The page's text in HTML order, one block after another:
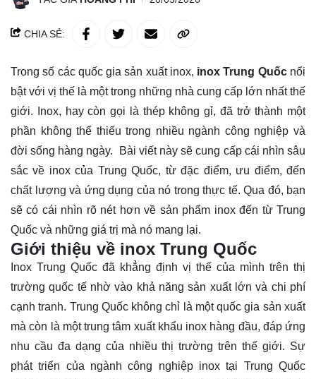
CHIA SẺ:
Trong số các quốc gia sản xuất inox, inox Trung Quốcnổi
bật với vị thế là một trong những nhà cung cấp lớn nhất thế
giới. Inox, hay còn gọi là thép không gỉ, đã trở thành một
phần không thể thiếu trong nhiều ngành công nghiệp và
đời sống hàng ngày. Bài viết này sẽ cung cấp cái nhìn sâu
sắc về inox của Trung Quốc, từ đặc điểm, ưu điểm, đến
chất lượng và ứng dụng của nó trong thực tế. Qua đó, bạn
sẽ có cái nhìn rõ nét hơn về sản phẩm inox đến từ Trung
Quốc và những giá trị mà nó mang lại.
Giới thiệu về inox Trung Quốc
Inox Trung Quốc đã khẳng định vị thế của mình trên thị
trường quốc tế nhờ vào khả năng sản xuất lớn và chi phí
cạnh tranh. Trung Quốc không chỉ là một quốc gia sản xuất
mà còn là một trung tâm xuất khẩu inox hàng đầu, đáp ứng
nhu cầu đa dạng của nhiều thị trường trên thế giới. Sự
phát triển của ngành công nghiệp inox tại Trung Quốc